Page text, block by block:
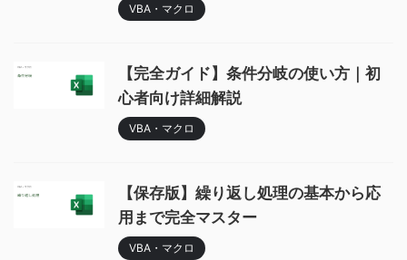
VBA・マクロ
【完全ガイド】条件分岐の使い方｜初
心者向け詳細解説
VBA・マクロ
【保存版】繰り返し処理の基本から応
用まで完全マスター
VBA・マクロ